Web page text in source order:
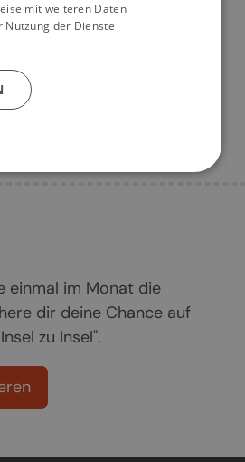
einmal im Monat die
dir deine Chance auf
zu Insel".
mit weiteren Daten
Nutzung der Dienste